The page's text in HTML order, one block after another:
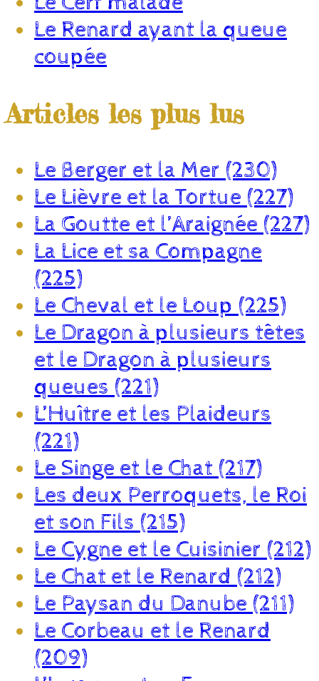
Le Renard ayant la queue
coupée
Articles les plus lus
Le Berger et la Mer (230)
Le Lièvre et la Tortue (227)
La Goutte et l’Araignée (227)
La Lice et sa Compagne
(225)
Le Cheval et le Loup (225)
Le Dragon à plusieurs têtes
et le Dragon à plusieurs
queues (221)
L’Huître et les Plaideurs
(221)
Le Singe et le Chat (217)
Les deux Perroquets, le Roi
et son Fils (215)
Le Cygne et le Cuisinier (212)
Le Chat et le Renard (212)
Le Paysan du Danube (211)
Le Corbeau et le Renard
(209)